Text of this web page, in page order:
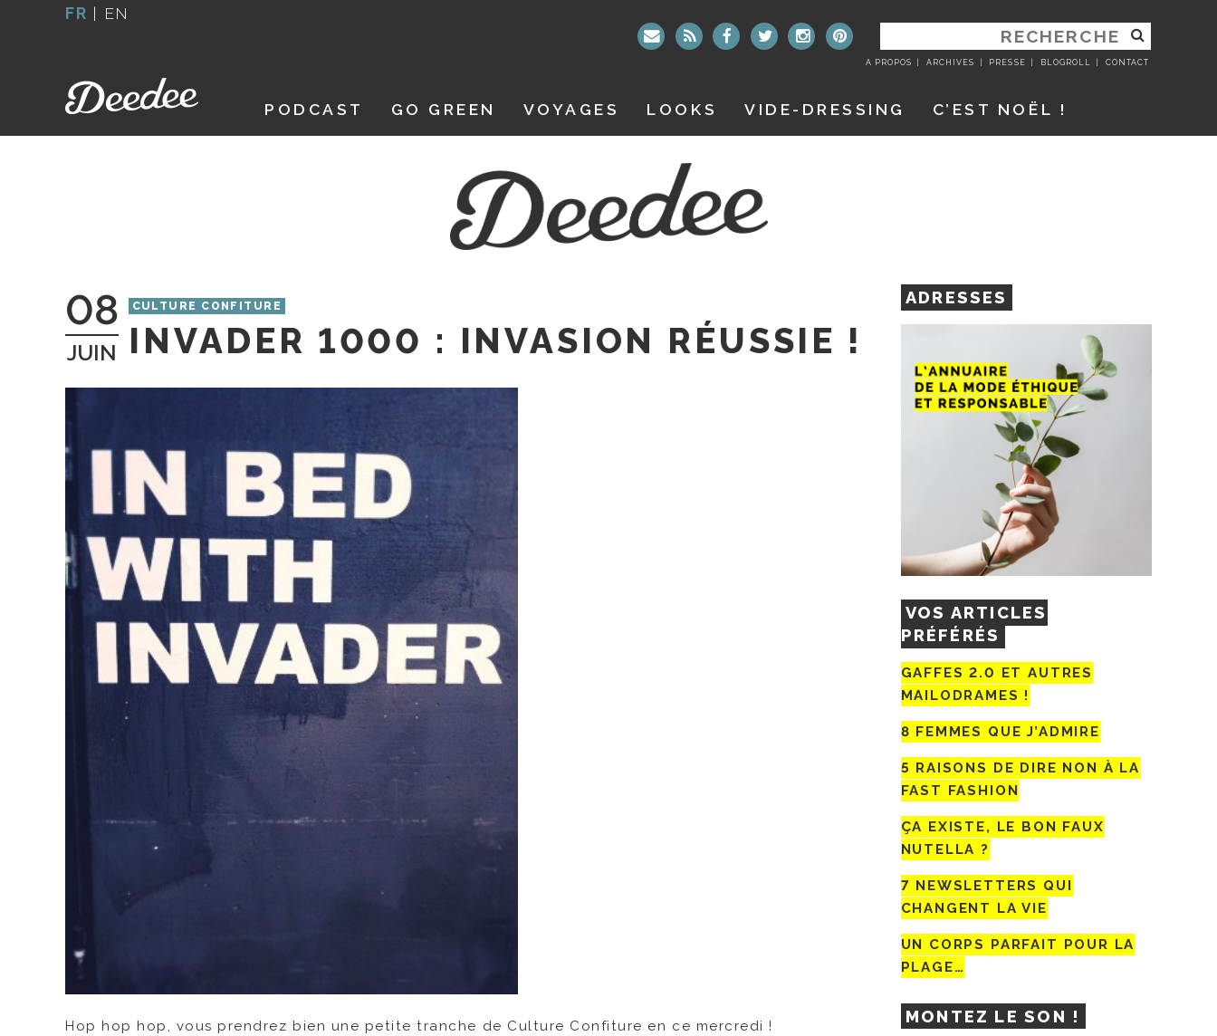
FR | EN
RECHERCHER
:
A PROPOS ARCHIVES PRESSE BLOGROLL CONTACT
PODCAST GO GREEN VOYAGES LOOKS VIDE-DRESSING C’EST NOËL !
08
JUIN
CULTURE CONFITURE
INVADER 1000 : INVASION RÉUSSIE !
Hop hop hop, vous prendrez bien une petite tranche de Culture Confiture en ce mercredi !
ADRESSES
VOS ARTICLES
PRÉFÉRÉS
GAFFES 2.0 ET AUTRES
MAILODRAMES !
8 FEMMES QUE J’ADMIRE
5 RAISONS DE DIRE NON À LA
FAST FASHION
ÇA EXISTE, LE BON FAUX
NUTELLA ?
7 NEWSLETTERS QUI
CHANGENT LA VIE
UN CORPS PARFAIT POUR LA
PLAGE…
MONTEZ LE SON !